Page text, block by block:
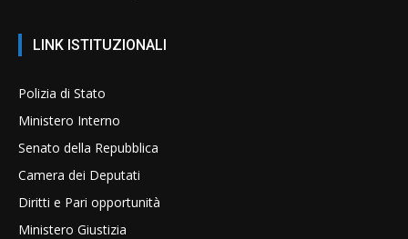
LINK ISTITUZIONALI
Polizia di Stato
Ministero Interno
Senato della Repubblica
Camera dei Deputati
Diritti e Pari opportunità
Ministero Giustizia